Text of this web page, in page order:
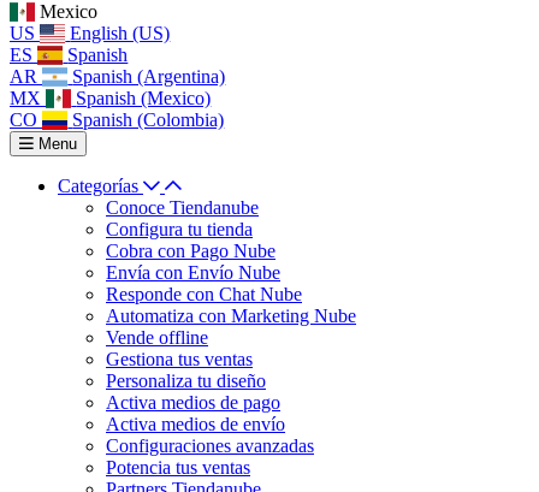
Mexico
US
English (US)
ES
Spanish
AR
Spanish (Argentina)
MX
Spanish (Mexico)
CO
Spanish (Colombia)
Menu
Categorías
Conoce Tiendanube
Configura tu tienda
Cobra con Pago Nube
Envía con Envío Nube
Responde con Chat Nube
Automatiza con Marketing Nube
Vende offline
Gestiona tus ventas
Personaliza tu diseño
Activa medios de pago
Activa medios de envío
Configuraciones avanzadas
Potencia tus ventas